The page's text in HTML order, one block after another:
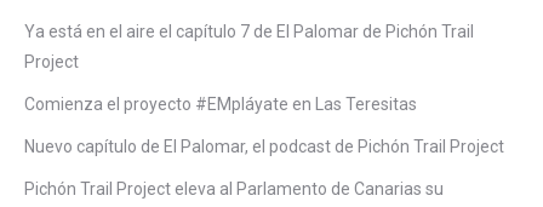
Ya está en el aire el capítulo 7 de El Palomar de Pichón Trail
Project
Comienza el proyecto #EMpláyate en Las Teresitas
Nuevo capítulo de El Palomar, el podcast de Pichón Trail Project
Pichón Trail Project eleva al Parlamento de Canarias su